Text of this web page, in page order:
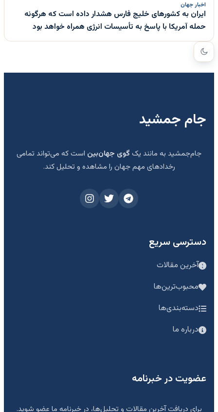
اخبار جهان
ایران به کشورهای خلیج فارس هشدار داده است که هرگونه
حمله آمریکا با پاسخ به تأسیسات انرژی همراه خواهد بود
جام جمشید
جام‌جمشید به مانند یک گوی جهان‌بین است که می‌تواند تمامی
رخدادهای مهم جهان را مشاهده و تحلیل کند.
دسترسی سریع
آخرین مقالات
محبوب‌ترین‌ها
دسته‌بندی‌ها
درباره ما
عضویت در خبرنامه
برای دریافت آخرین مقالات و تحلیل‌ها، در خبرنامه ما عضو شوید.